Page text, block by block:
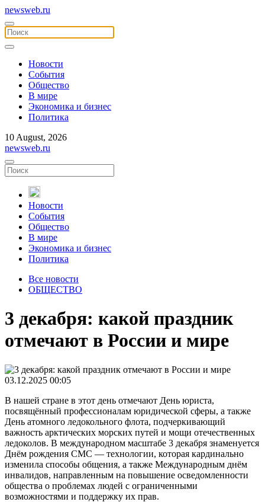
newsweb.ru
Новости
События
Общество
В мире
Экономика и бизнес
Политика
10 August, 2026
newsweb.ru
Новости
События
Общество
В мире
Экономика и бизнес
Политика
Все новости
ОБЩЕСТВО
3 декабря: какой праздник
отмечают в России и мире
03.12.2025 00:05
В нашей стране в этот день отмечают День юриста,
посвящённый профессионалам юридической сферы, а также
День атомного ледокольного флота, подчеркивающий
важность арктических морских путей и мощи отечественных
ледоколов. В международном масштабе 3 декабря знаменуется
Днём рождения СМС — технологии, которая кардинально
изменила способы общения, а также Международным днём
инвалидов, направленным на повышение осведомленности
общества о проблемах людей с ограниченными
возможностями и поддержку их прав.